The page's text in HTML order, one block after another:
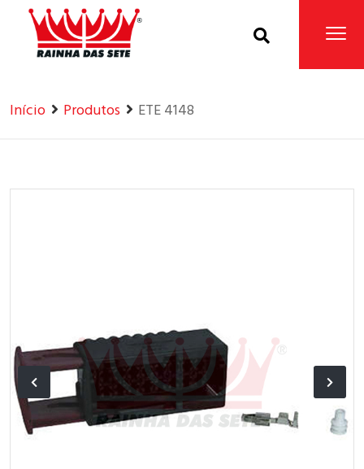
Home Produtos
Início Produtos ETE 4148